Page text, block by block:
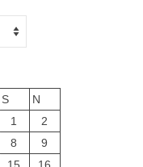
S
N
1
2
8
9